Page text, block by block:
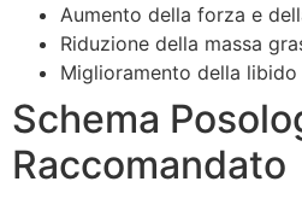
Aumento della forza e
Riduzione della massa
Miglioramento della
Schema
Raccomandato